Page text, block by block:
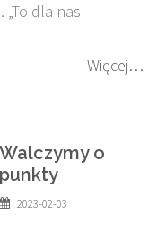
dla nas
Więcej…
Walczymy o
punkty
2023-02-03